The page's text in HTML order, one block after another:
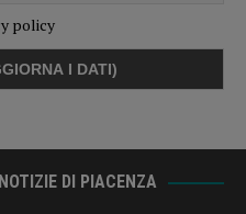
policy
DI PIACENZA